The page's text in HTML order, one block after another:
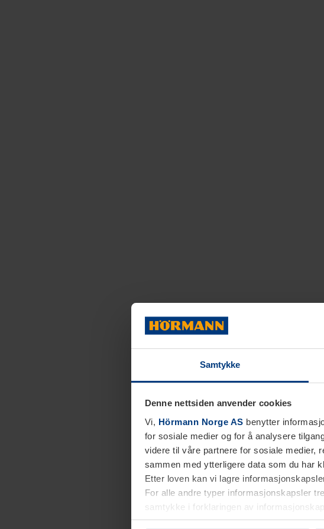
Samtykke
Denne nettsiden anvender cookies
Vi, Hörmann Norge AS benytter
for sosiale medier og for å analysere
videre til våre partnere for sosiale medier,
sammen med ytterligere data som du har
Etter loven kan vi lagre
For alle andre typer informasjonskapsler
samtykke i forklaringen av